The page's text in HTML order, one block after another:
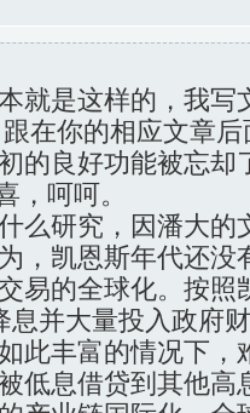
就是这样的，我写
在你的相应文章
的良好功能被忘却
，呵呵。
么研究，因潘大的
，凯恩斯年代还没
易的全球化。按照
息并大量投入政府
此丰富的情况下，
低息借贷到其他高